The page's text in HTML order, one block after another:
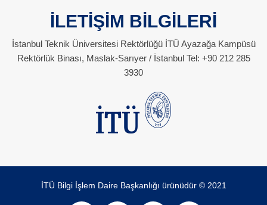
İLETİŞİM BİLGİLERİ
İstanbul Teknik Üniversitesi Rektörlüğü İTÜ Ayazağa Kampüsü
Rektörlük Binası, Maslak-Sarıyer / İstanbul Tel: +90 212 285
3930
İTÜ Bilgi İşlem Daire Başkanlığı ürünüdür © 2021